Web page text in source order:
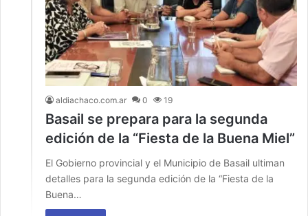
aldiachaco.com.ar 0 19
Basail se prepara para la segunda
edición de la “Fiesta de la Buena Miel”
El Gobierno provincial y el Municipio de Basail ultiman
detalles para la segunda edición de la “Fiesta de la
Buena…